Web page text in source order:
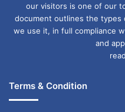
our visitors is one of our
document outlines the types
we use it, in full compliance
and
Terms & Condition